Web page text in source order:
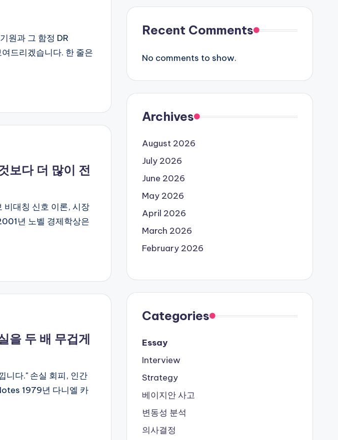
원과 그 함정 DR
드리겠습니다. 한 줄은
보다 더 많이 전
비대칭 신호 이론, 시장
년 노벨 경제학상은
을 두 배 무겁게
니다." 손실 회피, 인간
1979년 다니엘 카
Recent Comments
No comments to show.
Archives
August 2026
July 2026
June 2026
May 2026
April 2026
March 2026
February 2026
Categories
Essay
Interview
Strategy
베이지안 사고
변동성 분석
의사결정